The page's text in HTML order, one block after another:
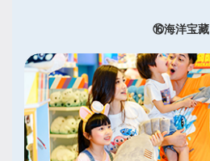
⑯海洋宝藏